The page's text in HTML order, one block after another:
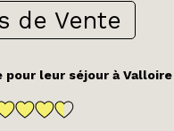
de Vente
leur séjour à Valloire